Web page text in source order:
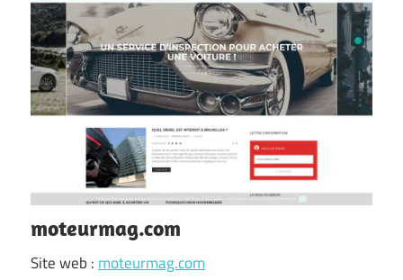
moteurmag.com
Site web : moteurmag.com